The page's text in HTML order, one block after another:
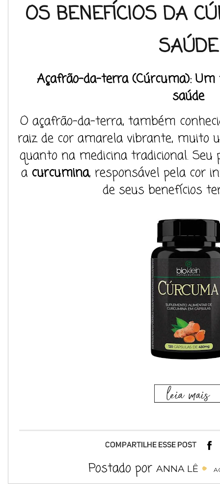
OS BENEFÍCIOS DA
SAÚDE
Açafrão-da-terra (Cúrcuma): Um
saúde
O açafrão-da-terra, também
raiz de cor amarela vibrante, muito
quanto na medicina tradicional.
a curcumina, responsável pela cor
de seus benefícios
Postado por ANNA LÊ